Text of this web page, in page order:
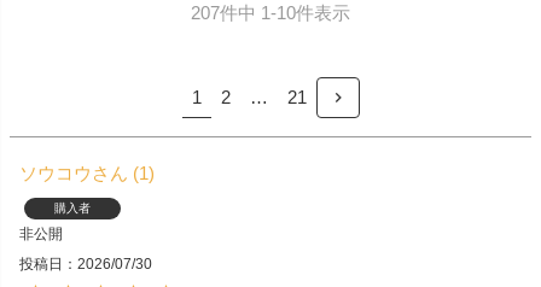
207件中 1-10件表示
1 2 … 21
ソウコウ 1
購入者
非公開
投稿日
2026/07/30